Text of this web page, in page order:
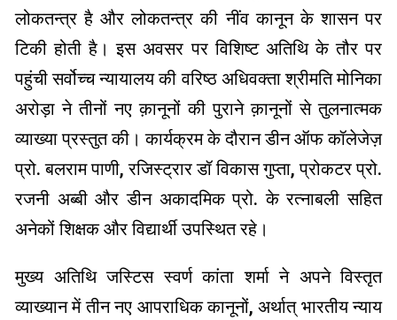
लोकतन्त्र है और लोकतन्त्र की नींव कानून के शासन पर
टिकी होती है। इस अवसर पर विशिष्ट अतिथि के तौर पर
पहुंची सर्वोच्च न्यायालय की वरिष्ठ अधिवक्ता श्रीमति मोनिका
अरोड़ा ने तीनों नए क़ानूनों की पुराने क़ानूनों से तुलनात्मक
व्याख्या प्रस्तुत की। कार्यक्रम के दौरान डीन ऑफ कॉलेजेज़
प्रो. बलराम पाणी, रजिस्ट्रार डॉ विकास गुप्ता, प्रोकटर प्रो.
रजनी अब्बी और डीन अकादमिक प्रो. के रत्नाबली सहित
अनेकों शिक्षक और विद्यार्थी उपस्थित रहे।
मुख्य अतिथि जस्टिस स्वर्ण कांता शर्मा ने अपने विस्तृत
व्याख्यान में तीन नए आपराधिक कानूनों, अर्थात् भारतीय न्याय